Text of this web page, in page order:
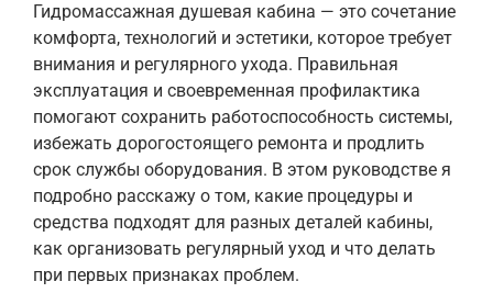
Гидромассажная душевая кабина — это сочетание
комфорта, технологий и эстетики, которое требует
внимания и регулярного ухода. Правильная
эксплуатация и своевременная профилактика
помогают сохранить работоспособность системы,
избежать дорогостоящего ремонта и продлить
срок службы оборудования. В этом руководстве я
подробно расскажу о том, какие процедуры и
средства подходят для разных деталей кабины,
как организовать регулярный уход и что делать
при первых признаках проблем.